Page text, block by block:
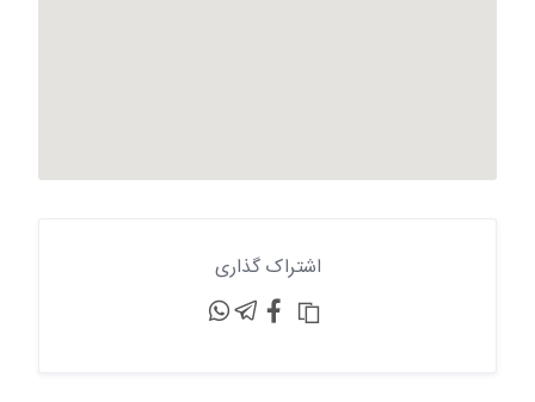
اشتراک گذاری